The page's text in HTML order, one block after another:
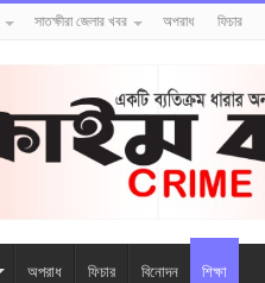
সাতক্ষীরা জেলার খবর অপরাধ ফিচার
অপরাধ ফিচার বিনোদন শিক্ষা